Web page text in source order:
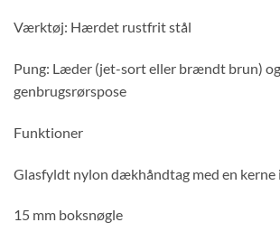
Værktøj: Hærdet rustfrit stål
Pung: Læder (jet-sort eller brændt brun) og
genbrugsrørspose
Funktioner
Glasfyldt nylon dækhåndtag med en
15 mm boksnøgle